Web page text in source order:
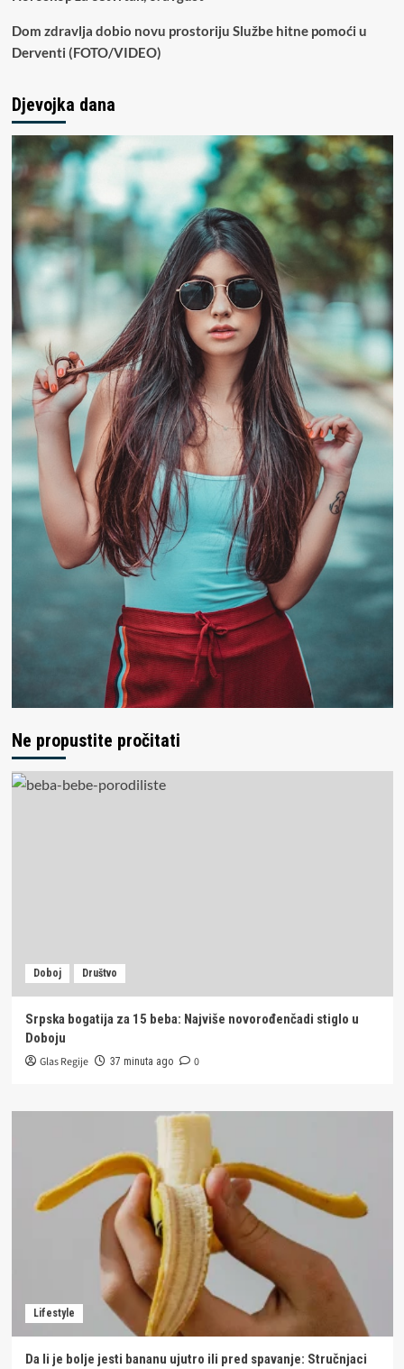
Dom zdravlja dobio novu prostoriju Službe hitne pomoći u
Derventi (FOTO/VIDEO)
Djevojka dana
Ne propustite pročitati
Doboj Društvo
Srpska bogatija za 15 beba: Najviše novorođenčadi stiglo u
Doboju
Glas Regije 37 minuta ago 0
Lifestyle
Da li je bolje jesti bananu ujutro ili pred spavanje: Stručnjaci